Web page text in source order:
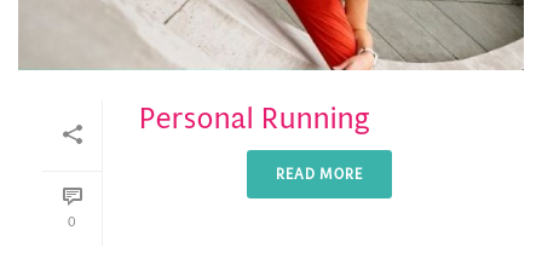
0
Personal Running
READ MORE